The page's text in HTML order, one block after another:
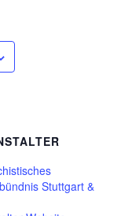
Stuttgart &